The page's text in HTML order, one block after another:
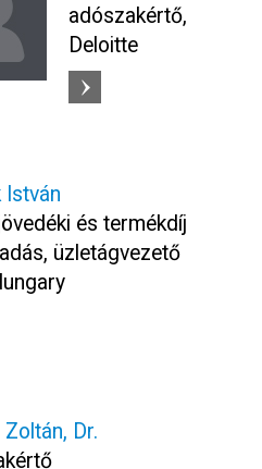
adószakértő,
Deloitte
István
és termékdíj
üzletágvezető
Zoltán, Dr.